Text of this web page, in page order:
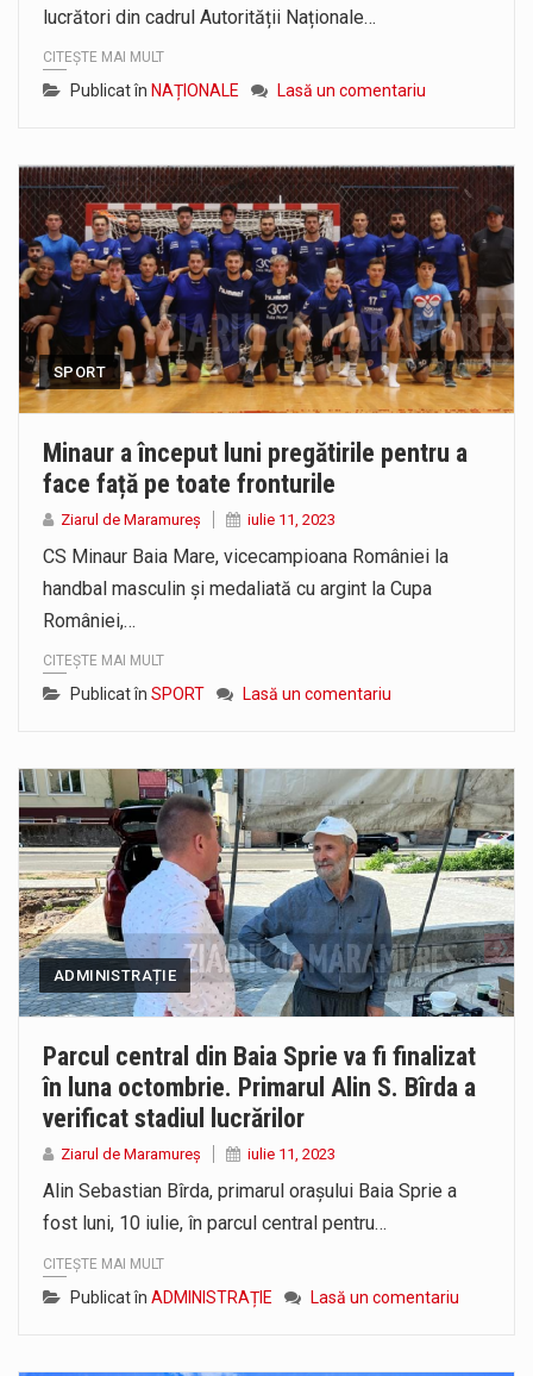
lucrători din cadrul Autorității Naționale…
CITEȘTE MAI MULT
Publicat în NAȚIONALE Lasă un comentariu
SPORT
Minaur a început luni pregătirile pentru a
face față pe toate fronturile
Ziarul de Maramureș iulie 11, 2023
CS Minaur Baia Mare, vicecampioana României la
handbal masculin și medaliată cu argint la Cupa
României,…
CITEȘTE MAI MULT
Publicat în SPORT Lasă un comentariu
ADMINISTRAȚIE
Parcul central din Baia Sprie va fi finalizat
în luna octombrie. Primarul Alin S. Bîrda a
verificat stadiul lucrărilor
Ziarul de Maramureș iulie 11, 2023
Alin Sebastian Bîrda, primarul orașului Baia Sprie a
fost luni, 10 iulie, în parcul central pentru…
CITEȘTE MAI MULT
Publicat în ADMINISTRAȚIE Lasă un comentariu